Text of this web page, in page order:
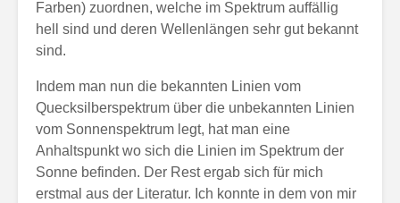
Farben) zuordnen, welche im Spektrum auffällig
hell sind und deren Wellenlängen sehr gut bekannt
sind.
Indem man nun die bekannten Linien vom
Quecksilberspektrum über die unbekannten Linien
vom Sonnenspektrum legt, hat man eine
Anhaltspunkt wo sich die Linien im Spektrum der
Sonne befinden. Der Rest ergab sich für mich
erstmal aus der Literatur. Ich konnte in dem von mir